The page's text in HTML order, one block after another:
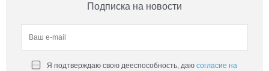
Подписка на новости
Я подтверждаю свою дееспособность, даю согласие на